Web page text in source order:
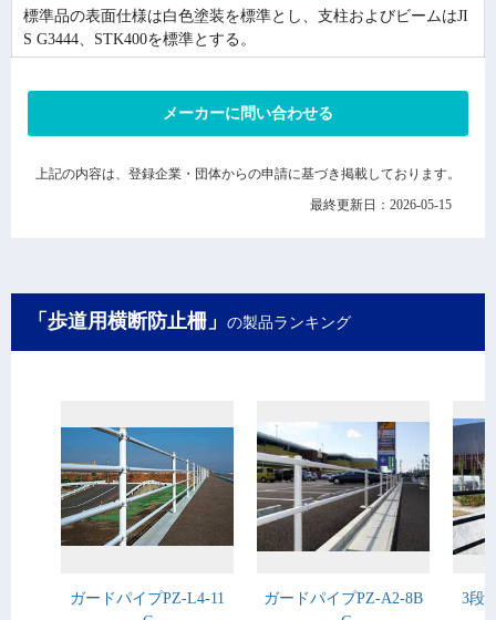
標準品の表面仕様は白色塗装を標準とし、支柱およびビームはJI
S G3444、STK400を標準とする。
メーカーに問い合わせる
上記の内容は、登録企業・団体からの申請に基づき掲載しております。
最終更新日：2026-05-15
「歩道用横断防止柵」 の製品ランキング
ガードパイプPZ-L4-11
ガードパイプPZ-A2-8B
3段